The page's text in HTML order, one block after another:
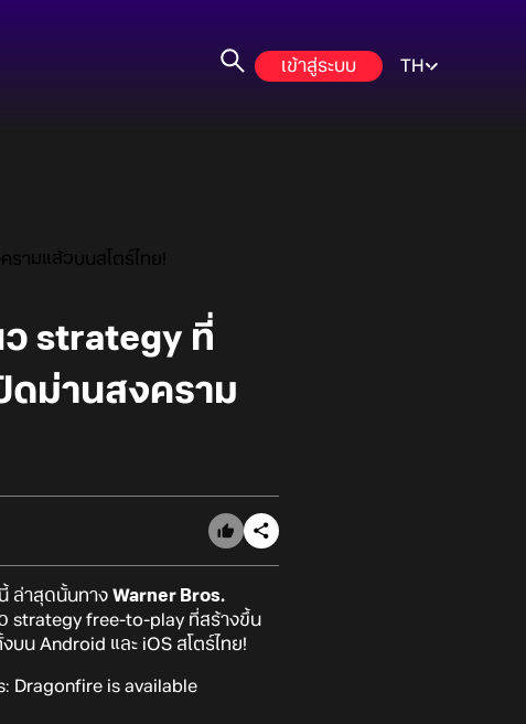
เข้าสู่ระบบ TH
ามแล้วบนสโตร์ไทย!
strategy ที่
ดม่านสงคราม
ล่าสุดนั้นทาง Warner Bros.
strategy free-to-play ที่สร้างขึ้น
บน Android และ iOS สโตร์ไทย!
Dragonfire is available